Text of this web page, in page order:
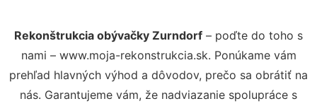
Rekonštrukcia obývačky Zurndorf – poďte do toho s
nami – www.moja-rekonstrukcia.sk. Ponúkame vám
prehľad hlavných výhod a dôvodov, prečo sa obrátiť na
nás. Garantujeme vám, že nadviazanie spolupráce s